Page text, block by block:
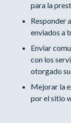
para la
Responder
enviados a
Enviar
con los
otorgado
Mejorar la
por el sitio